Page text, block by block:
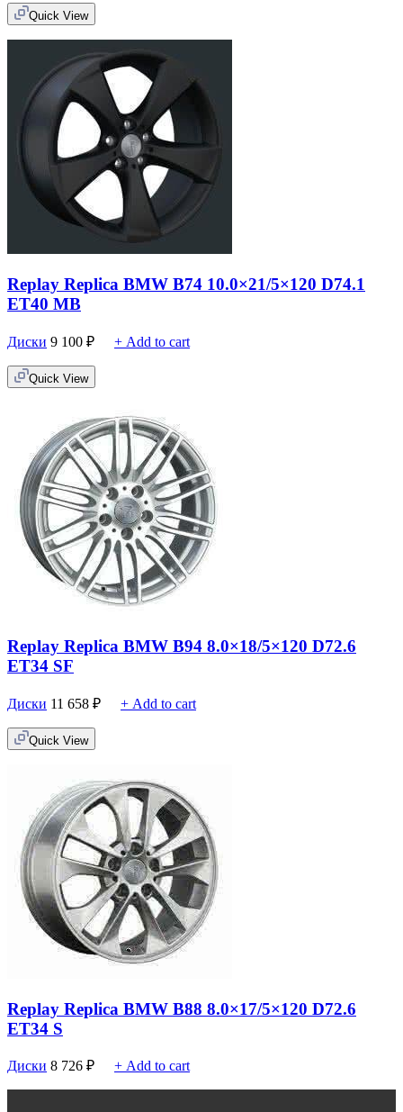
Quick View
Replay Replica BMW B74 10.0×21/5×120 D74.1
ET40 MB
Диски 9 100 ₽ + Add to cart
Quick View
Replay Replica BMW B94 8.0×18/5×120 D72.6
ET34 SF
Диски 11 658 ₽ + Add to cart
Quick View
Replay Replica BMW B88 8.0×17/5×120 D72.6
ET34 S
Диски 8 726 ₽ + Add to cart